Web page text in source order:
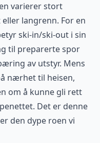
varierer stort
langrenn. For en
ski-in/ski-out i sin
til preparerte spor
av utstyr. Mens
nærhet til heisen,
om å kunne gli rett
Det er denne
den dype roen vi